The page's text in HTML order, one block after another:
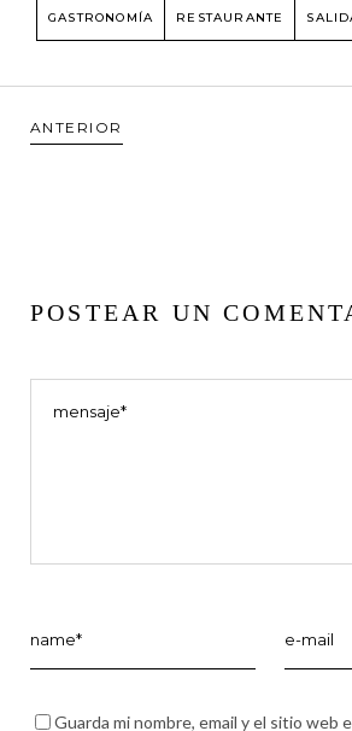
GASTRONOMÍA RESTAURANTE
ANTERIOR
POSTEAR UN
Guarda mi nombre, email y el sitio web